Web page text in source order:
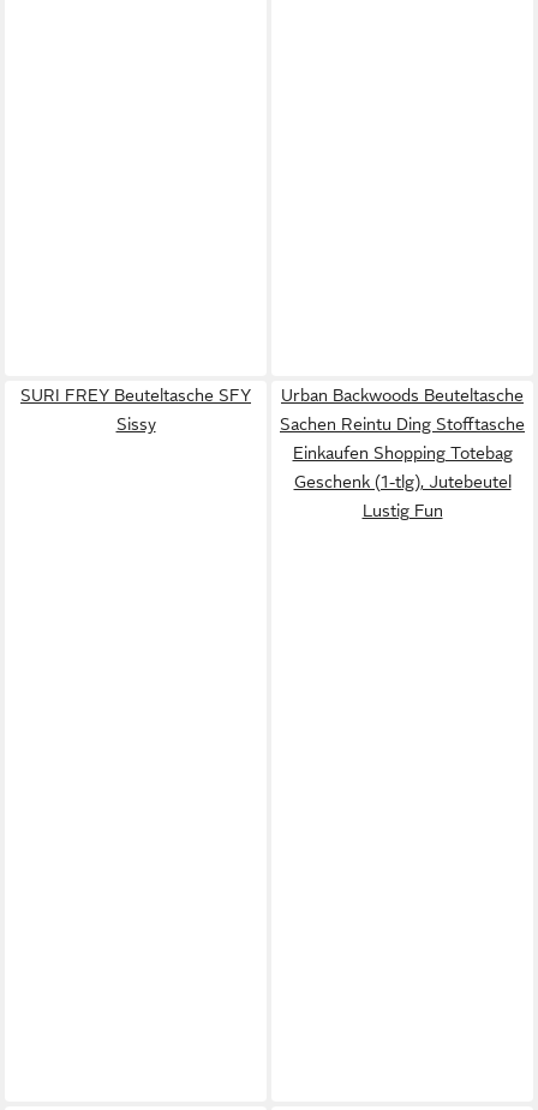
SURI FREY Beuteltasche SFY
Sissy
Urban Backwoods Beuteltasche
Sachen Reintu Ding Stofftasche
Einkaufen Shopping Totebag
Geschenk (1-tlg), Jutebeutel
Lustig Fun